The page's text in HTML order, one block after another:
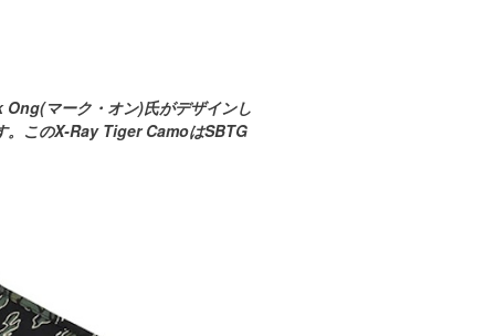
マーク・オン)氏がデザインし
。このX-Ray Tiger CamoはSBTG